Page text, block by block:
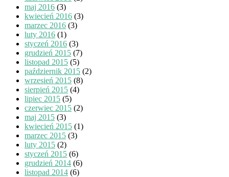
maj 2016 (3)
kwiecień 2016 (3)
marzec 2016 (3)
luty 2016 (1)
styczeń 2016 (3)
grudzień 2015 (7)
listopad 2015 (5)
październik 2015 (2)
wrzesień 2015 (8)
sierpień 2015 (4)
lipiec 2015 (5)
czerwiec 2015 (2)
maj 2015 (3)
kwiecień 2015 (1)
marzec 2015 (3)
luty 2015 (2)
styczeń 2015 (6)
grudzień 2014 (6)
listopad 2014 (6)